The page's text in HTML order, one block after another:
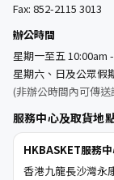
Fax: 852-2115 3013
辦公時間
星期一至五 10:00am
星期六、日及公眾假
(非辦公時間內可傳送
服務中心及取貨地
HKBASKET服務
香港九龍長沙灣永